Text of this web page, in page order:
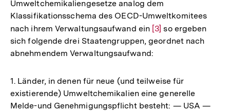
Umweltchemikaliengesetze analog dem
Klassifikationsschema des OECD-Umweltkomitees
nach ihrem Verwaltungsaufwand ein Zur
Auflösung
der
[3] so ergeben
sich folgende drei Staatengruppen, geordnet nach
abnehmendem Verwaltungsaufwand:
1. Länder, in denen für neue (und teilweise für
existierende) Umweltchemikalien eine generelle
Melde-und Genehmigungspflicht besteht: — USA —